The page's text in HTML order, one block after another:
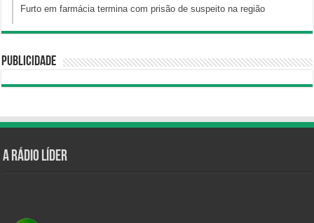
Furto em farmácia termina com prisão de suspeito na região
Publicidade
A Rádio Líder